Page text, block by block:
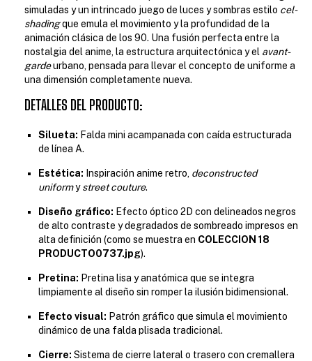
simuladas y un intrincado juego de luces y sombras estilo cel-
shadingque emula el movimiento y la profundidad de la
animación clásica de los 90. Una fusión perfecta entre la
nostalgia del anime, la estructura arquitectónica y el avant-
gardeurbano, pensada para llevar el concepto de uniforme a
una dimensión completamente nueva.
DETALLES DEL PRODUCTO:
Silueta: Falda mini acampanada con caída estructurada
de línea A.
Estética: Inspiración anime retro, deconstructed
uniformystreet couture.
Diseño gráfico: Efecto óptico 2D con delineados negros
de alto contraste y degradados de sombreado impresos en
alta definición (como se muestra en COLECCION 18
PRODUCTO0737.jpg).
Pretina: Pretina lisa y anatómica que se integra
limpiamente al diseño sin romper la ilusión bidimensional.
Efecto visual: Patrón gráfico que simula el movimiento
dinámico de una falda plisada tradicional.
Cierre: Sistema de cierre lateral o trasero con cremallera